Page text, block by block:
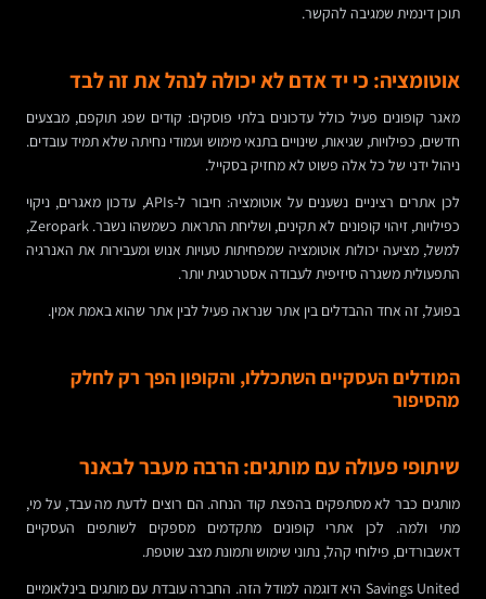
תוכן דינמית שמגיבה להקשר.
אוטומציה: כי יד אדם לא יכולה לנהל את זה לבד
מאגר קופונים פעיל כולל עדכונים בלתי פוסקים: קודים שפג תוקפם, מבצעים
חדשים, כפילויות, שגיאות, שינויים בתנאי מימוש ועמודי נחיתה שלא תמיד עובדים.
ניהול ידני של כל אלה פשוט לא מחזיק בסקייל.
לכן אתרים רציניים נשענים על אוטומציה: חיבור ל-APIs, עדכון מאגרים, ניקוי
כפילויות, זיהוי קופונים לא תקינים, ושליחת התראות כשמשהו נשבר. Zeropark,
למשל, מציעה יכולות אוטומציה שמפחיתות טעויות אנוש ומעבירות את האנרגיה
התפעולית משגרה סיזיפית לעבודה אסטרטגית יותר.
בפועל, זה אחד ההבדלים בין אתר שנראה פעיל לבין אתר שהוא באמת אמין.
המודלים העסקיים השתכללו, והקופון הפך רק לחלק
מהסיפור
שיתופי פעולה עם מותגים: הרבה מעבר לבאנר
מותגים כבר לא מסתפקים בהפצת קוד הנחה. הם רוצים לדעת מה עבד, על מי,
מתי ולמה. לכן אתרי קופונים מתקדמים מספקים לשותפים העסקיים
דאשבורדים, פילוחי קהל, נתוני שימוש ותמונת מצב שוטפת.
Savings United היא דוגמה למודל הזה. החברה עובדת עם מותגים בינלאומיים